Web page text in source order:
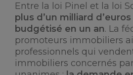
Entre la loi Pinel et la loi
plus d’un milliard
budgétisé en un an. La
promoteurs immobiliers
professionnels qui
immobiliers concernés